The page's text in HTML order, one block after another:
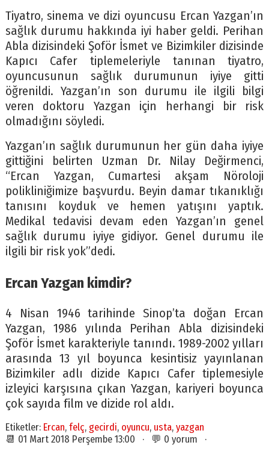
Tiyatro, sinema ve dizi oyuncusu Ercan Yazgan’ın
sağlık durumu hakkında iyi haber geldi. Perihan
Abla dizisindeki Şoför İsmet ve Bizimkiler dizisinde
Kapıcı Cafer tiplemeleriyle tanınan tiyatro,
oyuncusunun sağlık durumunun iyiye gitti
öğrenildi. Yazgan’ın son durumu ile ilgili bilgi
veren doktoru Yazgan için herhangi bir risk
olmadığını söyledi.
Yazgan’ın sağlık durumunun her gün daha iyiye
gittiğini belirten Uzman Dr. Nilay Değirmenci,
“Ercan Yazgan, Cumartesi akşam Nöroloji
polikliniğimize başvurdu. Beyin damar tıkanıklığı
tanısını koyduk ve hemen yatışını yaptık.
Medikal tedavisi devam eden Yazgan’ın genel
sağlık durumu iyiye gidiyor. Genel durumu ile
ilgili bir risk yok”dedi.
Ercan Yazgan kimdir?
4 Nisan 1946 tarihinde Sinop’ta doğan Ercan
Yazgan, 1986 yılında Perihan Abla dizisindeki
Şoför İsmet karakteriyle tanındı. 1989-2002 yılları
arasında 13 yıl boyunca kesintisiz yayınlanan
Bizimkiler adlı dizide Kapıcı Cafer tiplemesiyle
izleyici karşısına çıkan Yazgan, kariyeri boyunca
çok sayıda film ve dizide rol aldı.
Etiketler: Ercan, felç, gecirdi, oyuncu, usta, yazgan
📆 01 Mart 2018 Perşembe 13:00 · 💬 0 yorum ·